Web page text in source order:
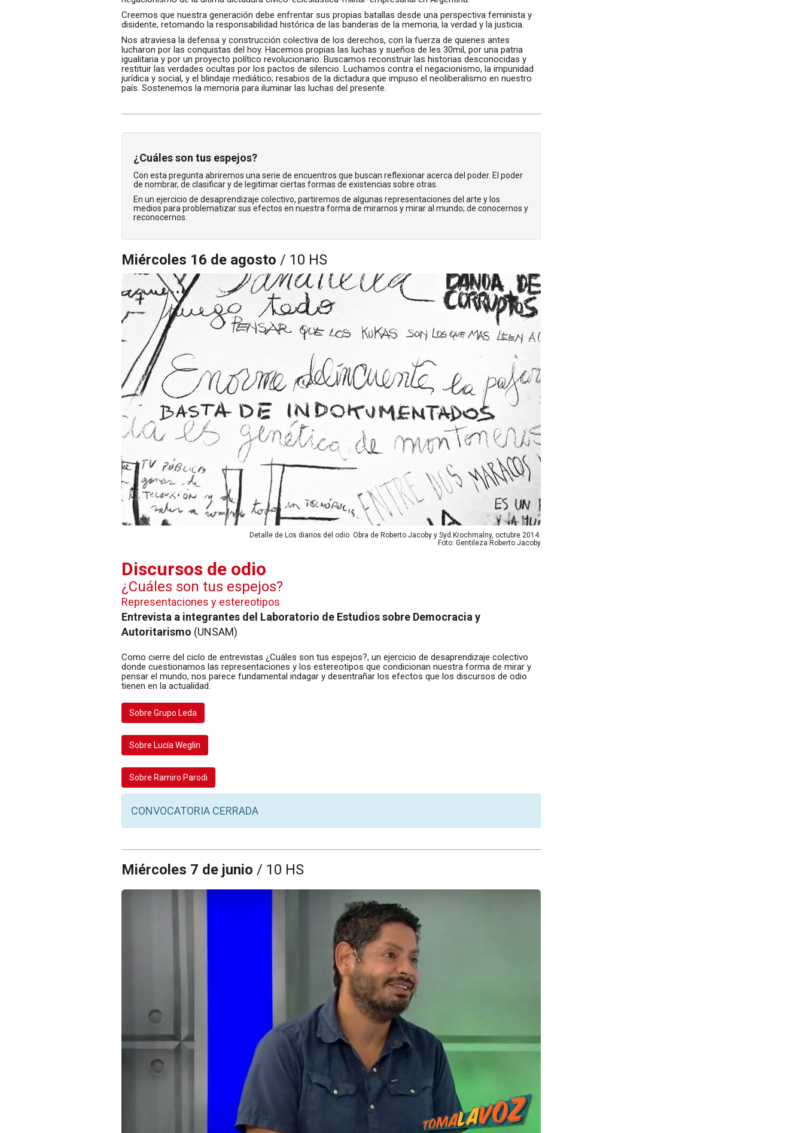
Creemos que nuestra generación debe enfrentar sus propias batallas desde una perspectiva feminista y
disidente, retomando la responsabilidad histórica de las banderas de la memoria, la verdad y la justicia.
Nos atraviesa la defensa y construcción colectiva de los derechos, con la fuerza de quienes antes
lucharon por las conquistas del hoy. Hacemos propias las luchas y sueños de les 30mil, por una patria
igualitaria y por un proyecto político revolucionario. Buscamos reconstruir las historias desconocidas y
restituir las verdades ocultas por los pactos de silencio. Luchamos contra el negacionismo, la impunidad
jurídica y social, y el blindaje mediático; resabios de la dictadura que impuso el neoliberalismo en nuestro
país. Sostenemos la memoria para iluminar las luchas del presente.
¿Cuáles son tus espejos?
Con esta pregunta abriremos una serie de encuentros que buscan reflexionar acerca del poder. El poder
de nombrar, de clasificar y de legitimar ciertas formas de existencias sobre otras.
En un ejercicio de desaprendizaje colectivo, partiremos de algunas representaciones del arte y los
medios para problematizar sus efectos en nuestra forma de mirarnos y mirar al mundo; de conocernos y
reconocernos.
Miércoles 16 de agosto / 10 HS
Detalle de Los diarios del odio. Obra de Roberto Jacoby y Syd Krochmalny, octubre 2014.
Foto: Gentileza Roberto Jacoby
Discursos de odio
¿Cuáles son tus espejos?
Representaciones y estereotipos
Entrevista a integrantes del Laboratorio de Estudios sobre Democracia y
Autoritarismo (UNSAM)
Como cierre del ciclo de entrevistas ¿Cuáles son tus espejos?, un ejercicio de desaprendizaje colectivo
donde cuestionamos las representaciones y los estereotipos que condicionan nuestra forma de mirar y
pensar el mundo, nos parece fundamental indagar y desentrañar los efectos que los discursos de odio
tienen en la actualidad.
Sobre Grupo Leda
Sobre Lucía Weglin
Sobre Ramiro Parodi
CONVOCATORIA CERRADA
Miércoles 7 de junio / 10 HS